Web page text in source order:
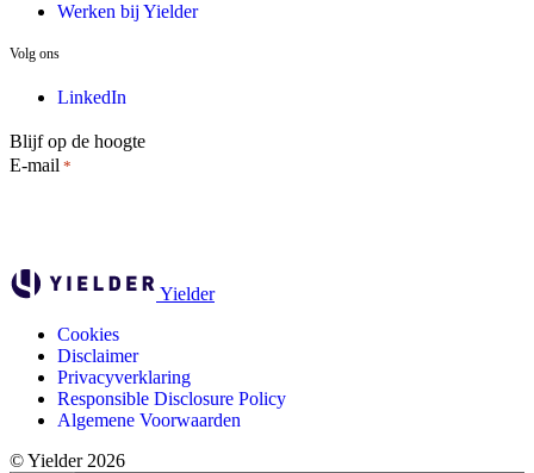
Werken bij Yielder
Volg ons
LinkedIn
Blijf op de hoogte
E-mail *
Yielder
Cookies
Disclaimer
Privacyverklaring
Responsible Disclosure Policy
Algemene Voorwaarden
© Yielder 2026